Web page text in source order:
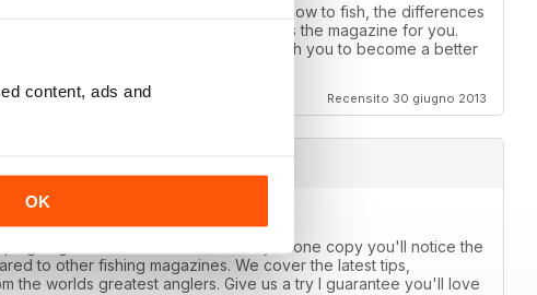
content, ads and
OK
is the one for you. If you want to learn how to fish, the differences
in clear, muddy or stained water this is the magazine for you.
because of what it can do for you, teach you to become a better
Recensito 30 giugno 2013
anglers catch more bass. After just one copy you'll notice the
to other fishing magazines. We cover the latest tips,
the worlds greatest anglers. Give us a try I guarantee you'll love